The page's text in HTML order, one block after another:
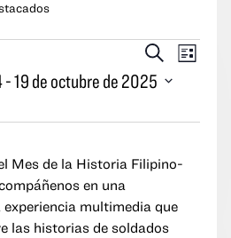
Eventos
Búsqueda
vistas
Buscar
vistas
Lista
- 19 de octubre de 2025